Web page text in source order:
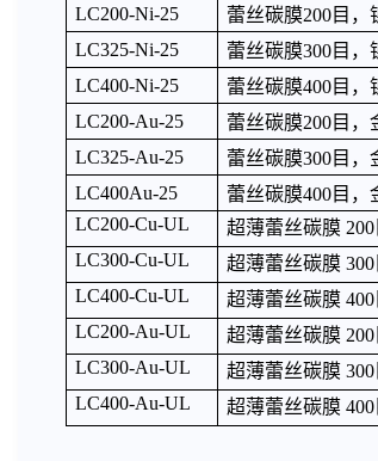
LC200-Ni-25
蕾丝碳膜200目，
LC325-Ni-25
蕾丝碳膜300目，
LC400-Ni-25
蕾丝碳膜400目，
LC200-Au-25
蕾丝碳膜200目，
LC325-Au-25
蕾丝碳膜300目，
LC400Au-25
蕾丝碳膜400目，
LC200-Cu-UL
超薄蕾丝碳膜
LC300-Cu-UL
超薄蕾丝碳膜
LC400-Cu-UL
超薄蕾丝碳膜
LC200-Au-UL
超薄蕾丝碳膜
LC300-Au-UL
超薄蕾丝碳膜
LC400-Au-UL
超薄蕾丝碳膜